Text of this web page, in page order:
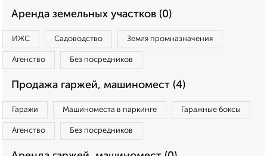
Аренда земельных участков (0)
ИЖС Садоводство Земля промназначения
Агенство Без посредников
Продажа гаржей, машиномест (4)
Гаражи Машиноместа в паркинге Гаражные боксы
Агенство Без посредников